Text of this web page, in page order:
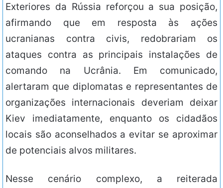
Exteriores da Rússia reforçou a sua posição,
afirmando que em resposta às ações
ucranianas contra civis, redobrariam os
ataques contra as principais instalações de
comando na Ucrânia. Em comunicado,
alertaram que diplomatas e representantes de
organizações internacionais deveriam deixar
Kiev imediatamente, enquanto os cidadãos
locais são aconselhados a evitar se aproximar
de potenciais alvos militares.
Nesse cenário complexo, a reiterada